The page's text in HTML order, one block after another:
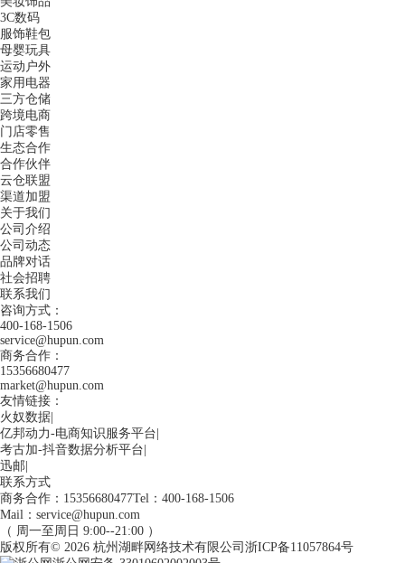
3C数码
服饰鞋包
母婴玩具
运动户外
家用电器
三方仓储
跨境电商
门店零售
生态合作
合作伙伴
云仓联盟
渠道加盟
关于我们
公司介绍
公司动态
品牌对话
社会招聘
联系我们
咨询方式：
400-168-1506
service@hupun.com
商务合作：
15356680477
market@hupun.com
友情链接：
火奴数据|
亿邦动力-电商知识服务平台|
考古加-抖音数据分析平台|
迅邮|
联系方式
商务合作：15356680477Tel：400-168-1506
Mail：service@hupun.com
（ 周一至周日 9:00--21:00 ）
版权所有© 2026 杭州湖畔网络技术有限公司 浙ICP备11057864号